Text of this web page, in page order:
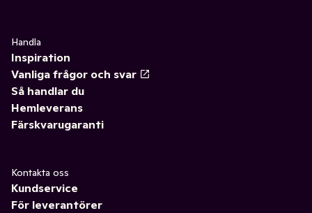
Handla
Inspiration
Vanliga frågor och svar
Så handlar du
Hemleverans
Färskvarugaranti
Kontakta oss
Kundservice
För leverantörer